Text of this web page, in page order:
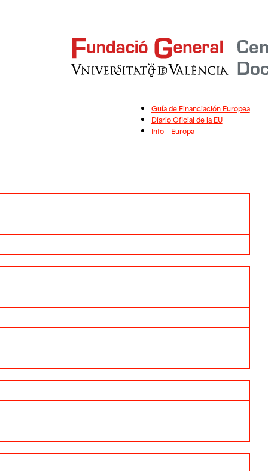
Guía de Financiación Europea
Diario Oficial de la EU
Info – Europa